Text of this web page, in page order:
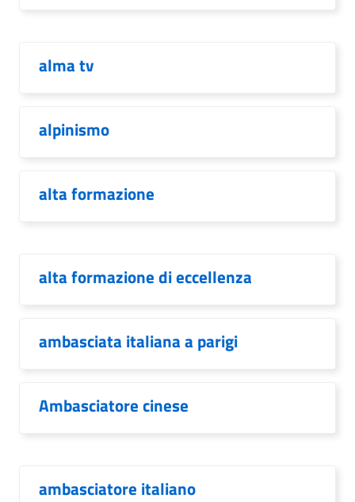
alma tv
alpinismo
alta formazione
alta formazione di eccellenza
ambasciata italiana a parigi
Ambasciatore cinese
ambasciatore italiano